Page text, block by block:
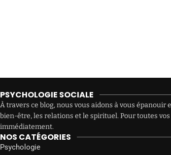
PSYCHOLOGIE SOCIALE
À travers ce blog, nous vous aidons à vous
bien-être, les relations et le spirituel. Pour toutes
immédiatement.
NOS CATÉGORIES
Psychologie